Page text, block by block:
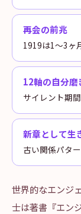
再会の前兆
1919は1〜3ヶ
12軸の自分磨
サイレント期
新章として生
古い関係パタ
世界的なエンジ
士は著書『エン